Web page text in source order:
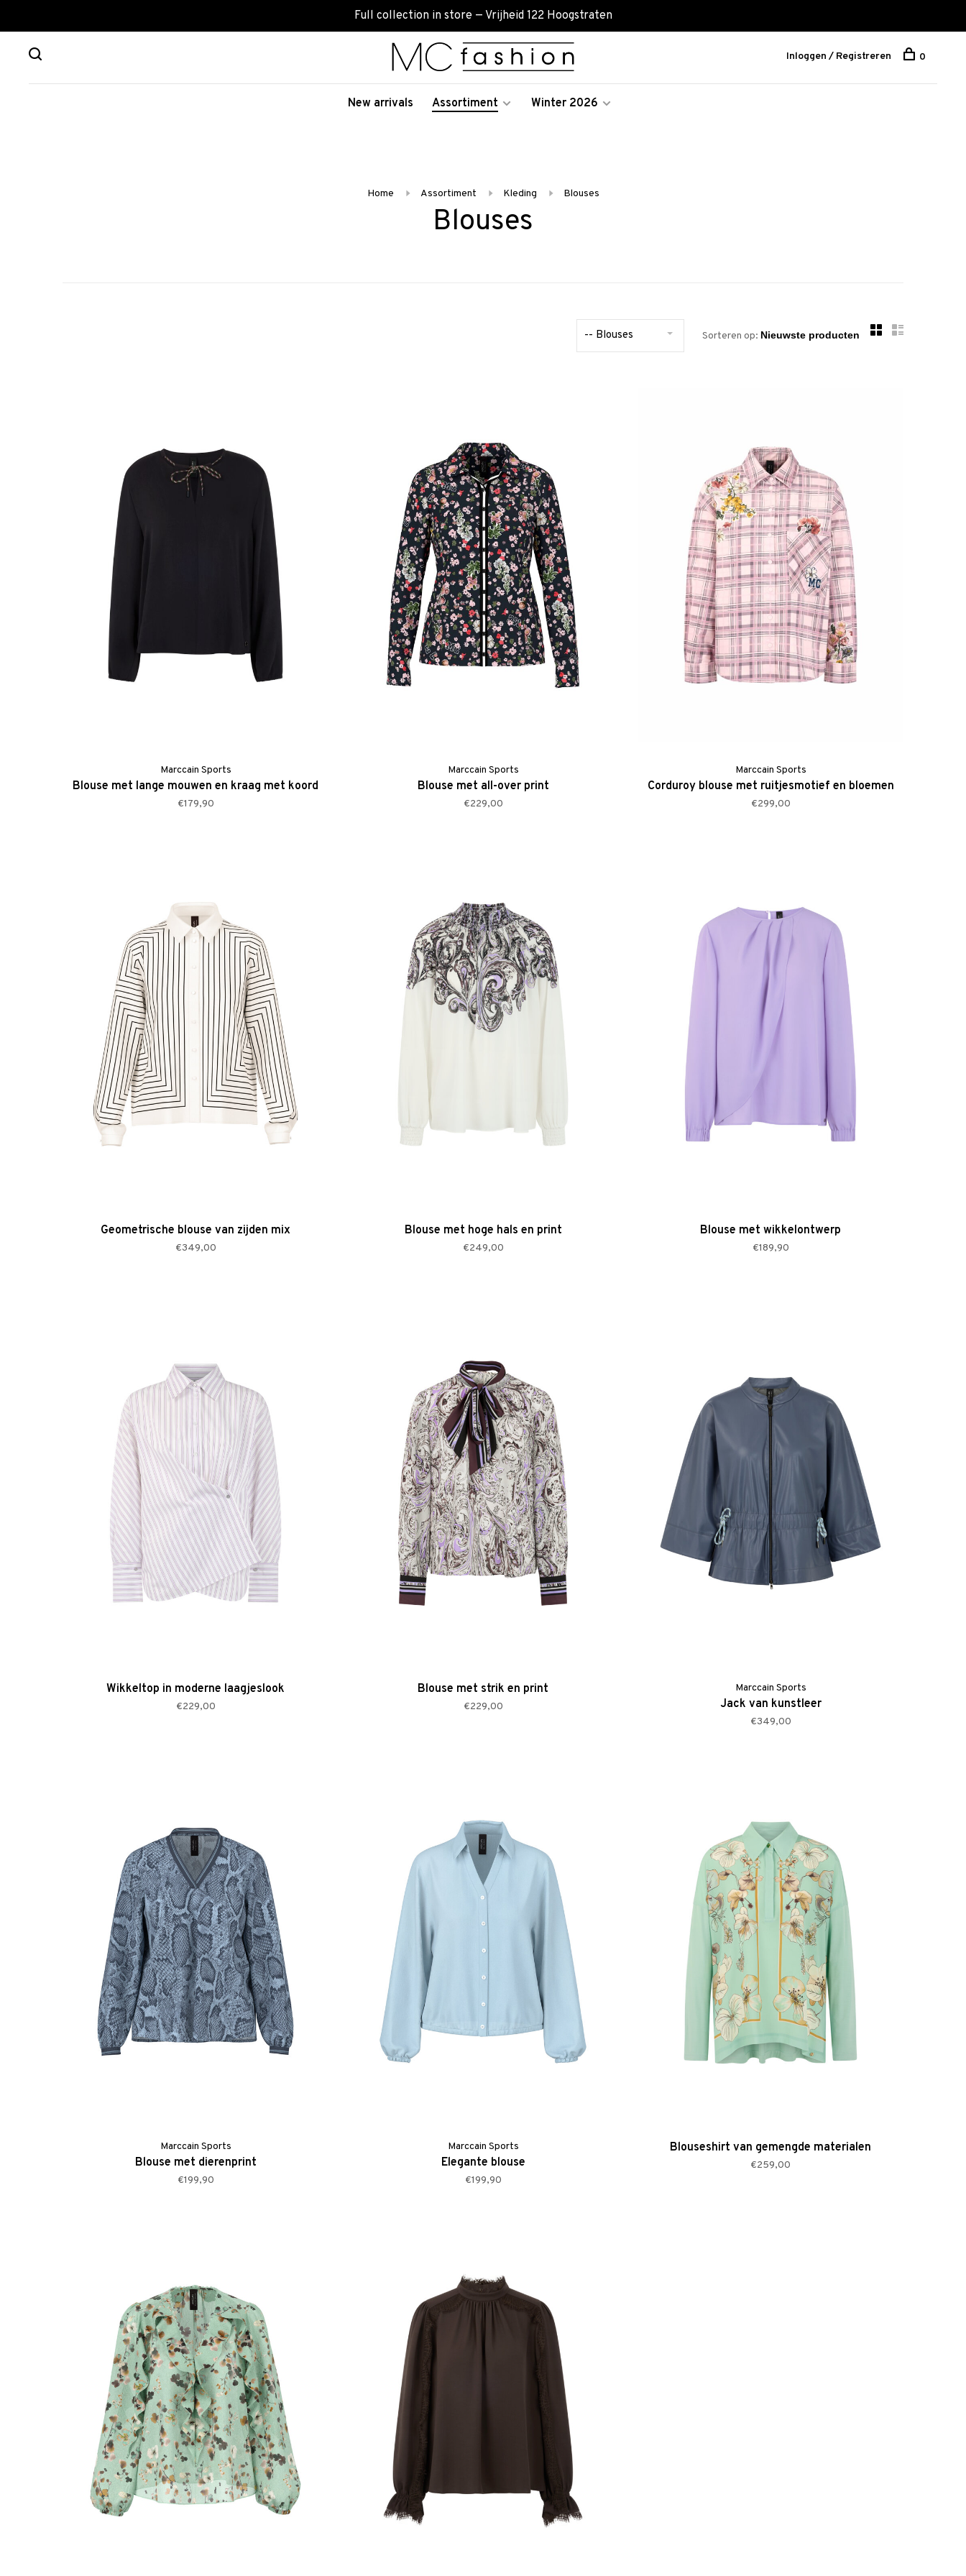
Full collection in store — Vrijheid 122 Hoogstraten
New arrivals Assortiment Winter 2026
Inloggen / Registreren 0
Home Assortiment Kleding Blouses
Blouses
-- Blouses Sorteren op:
Marccain Sports
Blouse met lange mouwen en kraag met koord
€179,90
Marccain Sports
Blouse met all-over print
€229,00
Marccain Sports
Corduroy blouse met ruitjesmotief en bloemen
€299,00
Geometrische blouse van zijden mix
€349,00
Blouse met hoge hals en print
€249,00
Blouse met wikkelontwerp
€189,90
Wikkeltop in moderne laagjeslook
€229,00
Blouse met strik en print
€229,00
Marccain Sports
Jack van kunstleer
€349,00
Marccain Sports
Blouse met dierenprint
€199,90
Marccain Sports
Elegante blouse
€199,90
Blouseshirt van gemengde materialen
€259,00